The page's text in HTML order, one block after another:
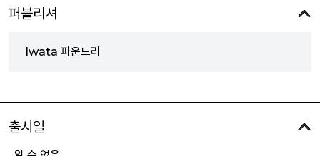
퍼블리셔
Iwata 파운드리
출시일